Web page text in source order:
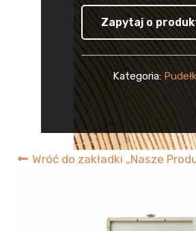
Wróć do zakładki „Nasze
Zapytaj o
Kategoria: